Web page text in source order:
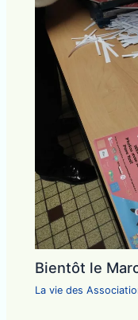
Bientôt le
La vie des